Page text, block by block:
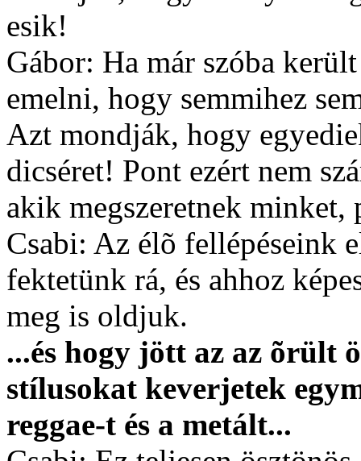
esik!
Gábor: Ha már szóba
emelni, hogy semmihez
Azt mondják, hogy
dicséret! Pont ezért nem
akik megszeretnek minket,
Csabi: Az élõ fellépéseink
fektetünk rá, és ahhoz
meg is oldjuk.
...és hogy jött az az õrült
stílusokat keverjetek
reggae-t és a metált...